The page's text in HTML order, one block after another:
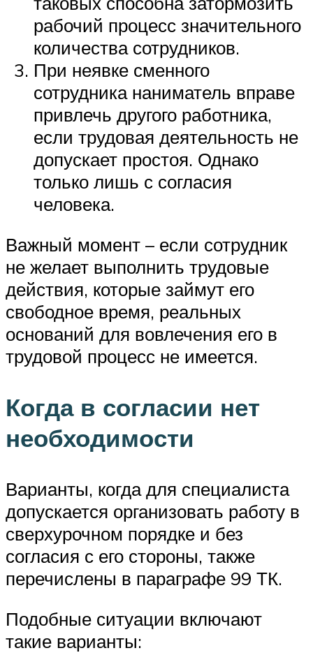
рабочий процесс значительного
количества сотрудников.
При неявке сменного
сотрудника наниматель вправе
привлечь другого работника,
если трудовая деятельность не
допускает простоя. Однако
только лишь с согласия
человека.
Важный момент – если сотрудник
не желает выполнить трудовые
действия, которые займут его
свободное время, реальных
оснований для вовлечения его в
трудовой процесс не имеется.
Когда в согласии нет
необходимости
Варианты, когда для специалиста
допускается организовать работу в
сверхурочном порядке и без
согласия с его стороны, также
перечислены в параграфе 99 ТК.
Подобные ситуации включают
такие варианты: